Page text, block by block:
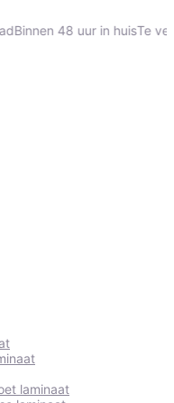
Binnen 48 uur in huisTe
laminaat